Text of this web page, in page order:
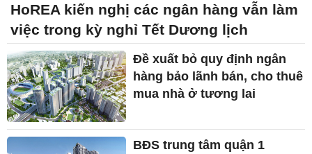
HoREA kiến nghị các ngân hàng vẫn làm
việc trong kỳ nghỉ Tết Dương lịch
Đề xuất bỏ quy định ngân
hàng bảo lãnh bán, cho thuê
mua nhà ở tương lai
BĐS trung tâm quận 1